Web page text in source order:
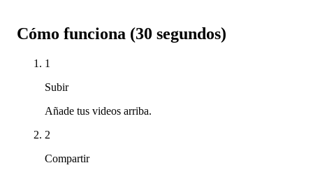
Cómo funciona (30 segundos)
1
Subir
Añade tus videos arriba.
2
Compartir